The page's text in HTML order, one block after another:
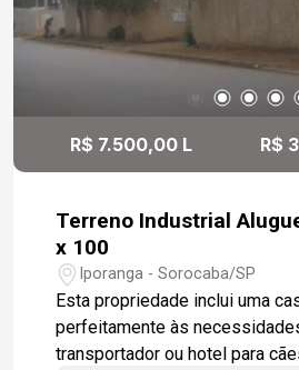
R$ 7.500,00 L R$
Terreno Industrial Aluguel / Venda - 50
x 100
Iporanga - Sorocaba/SP
Esta propriedade inclui uma
perfeitamente às
transportador ou hotel para